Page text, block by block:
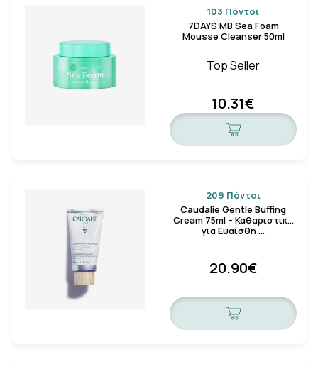
103 Πόντοι
7DAYS MB Sea Foam
Mousse Cleanser 50ml
Top Seller
10.31€
209 Πόντοι
Caudalie Gentle Buffing
Cream 75ml – Καθαριστικό
για Ευαίσθη …
20.90€